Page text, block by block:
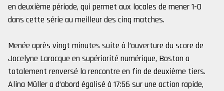
en deuxième période, qui permet aux locales de mener 1-0
dans cette série au meilleur des cinq matches.
Menée après vingt minutes suite à l’ouverture du score de
Jocelyne Larocque en supériorité numérique, Boston a
totalement renversé la rencontre en fin de deuxième tiers.
Alina Müller a d’abord égalisé à 17:56 sur une action rapide,